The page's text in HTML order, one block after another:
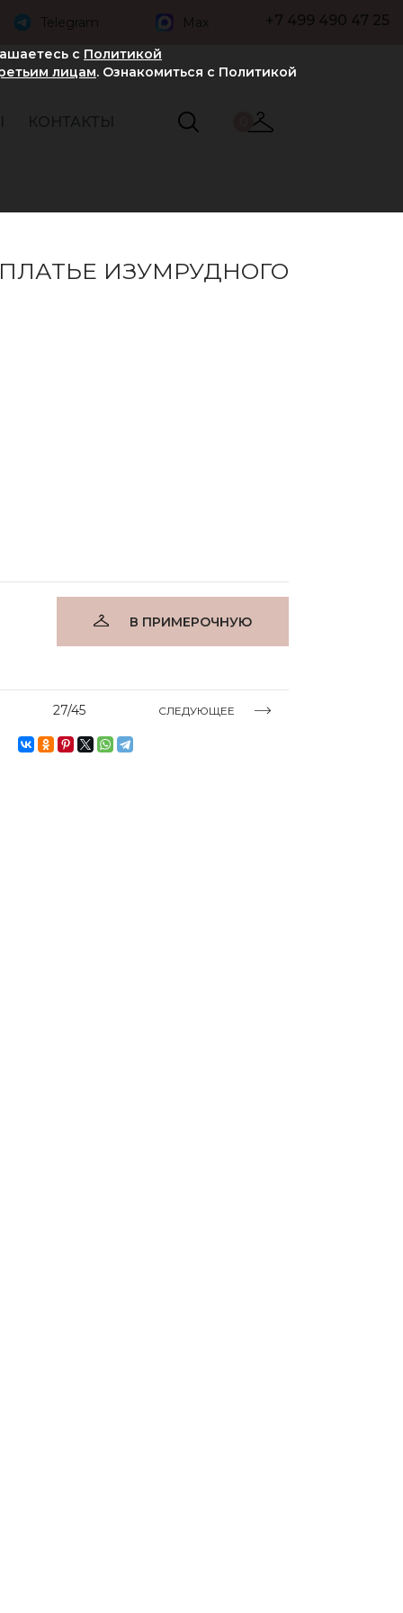
Telegram Max +7 499 490 47 25
КОНТАКТЫ
ИЗУМРУДНОГО
В ПРИМЕРОЧНУЮ
27/45 СЛЕДУЮЩЕЕ
с Политикой
лицам. Ознакомиться с Политикой